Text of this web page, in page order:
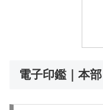
電子印鑑｜本部